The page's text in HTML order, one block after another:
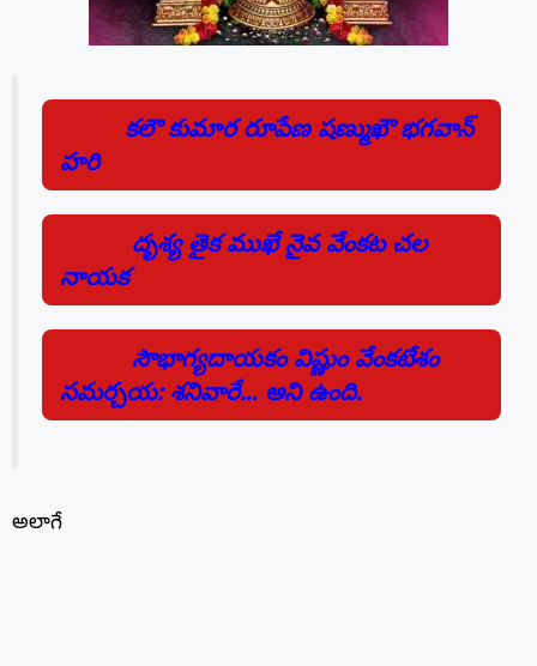
కలౌ కుమార రూపేణ షణ్ముఖౌ భగవాన్
హరి
దృశ్య తైక ముఖే నైవ వేంకట చల
నాయక
సౌభాగ్యదాయకం విష్ణుం వేంకటేశం
సమర్చయ: శనివారే… అని ఉంది.
అలాగే